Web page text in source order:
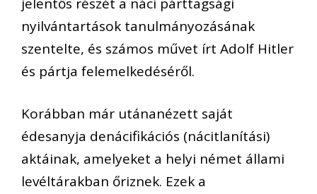
nyilvántartások tanulmányozásának
szentelte, és számos művet írt Adolf Hitler
és pártja felemelkedéséről.
Korábban már utánanézett saját
édesanyja denácifikációs (nácitlanítási)
aktáinak, amelyeket a helyi német állami
levéltárakban őriznek. Ezek a